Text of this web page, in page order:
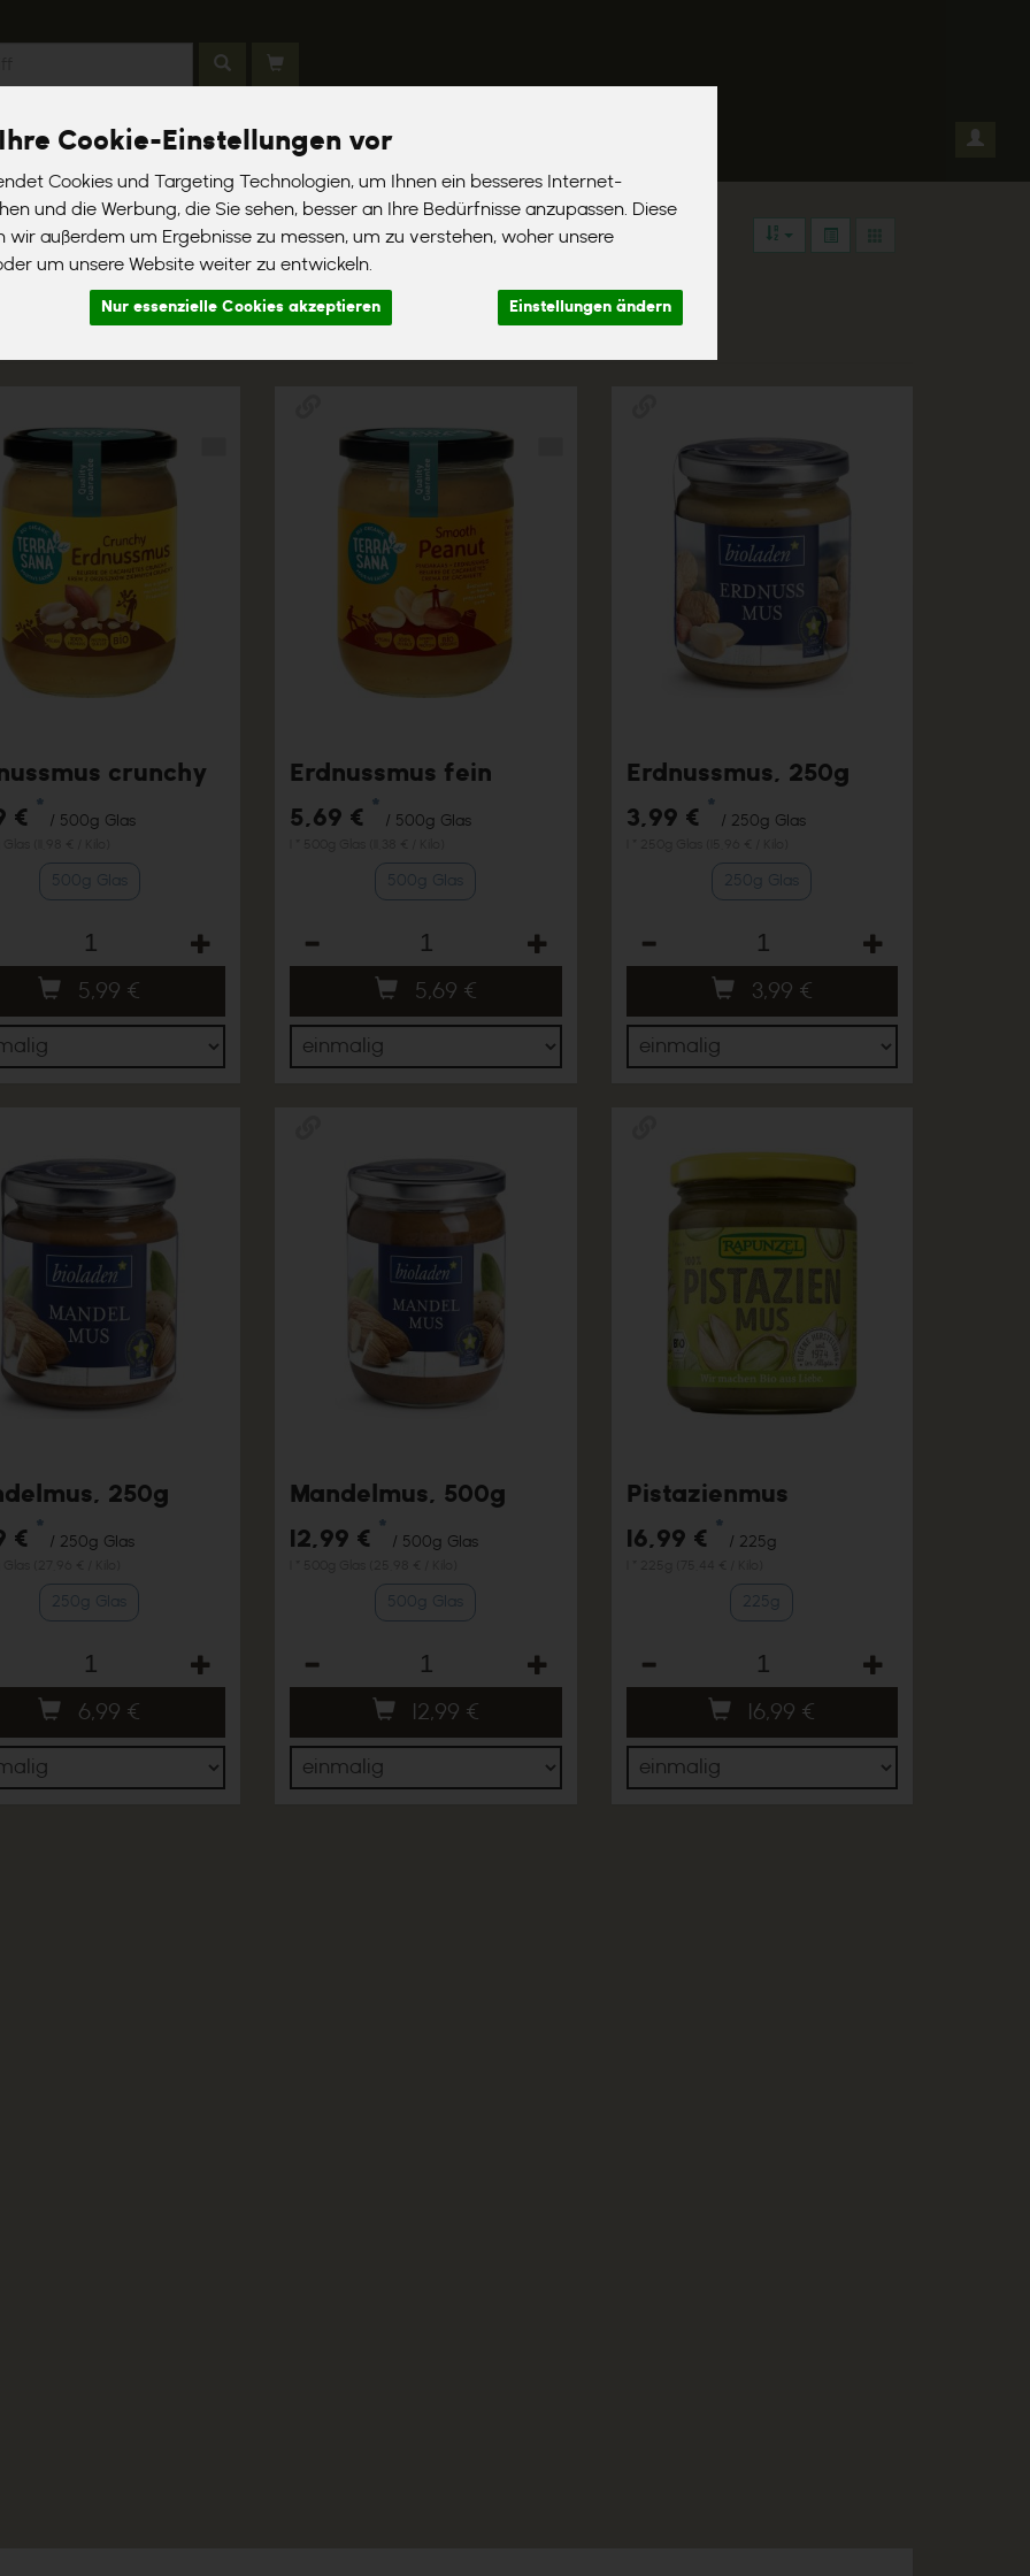
Cookie-Einstellungen vor
Cookies und Targeting Technologien, um Ihnen ein besseres Internet-
und die Werbung, die Sie sehen, besser an Ihre Bedürfnisse anzupassen. Diese
wir außerdem um Ergebnisse zu messen, um zu verstehen, woher unsere
um unsere Website weiter zu entwickeln.
Nur essenzielle Cookies akzeptieren Einstellungen ändern
Liefergebiete Häufig gestellte Fragen
crunchy
€ *
/ 500g Glas
500g Glas
5,99 €
Erdnussmus fein
5,69 € *
/ 500g Glas
500g Glas
5,69 €
Erdnussmus, 250g
3,99 € *
/ 250g Glas
250g Glas
3,99 €
250g
€ *
/ 250g Glas
250g Glas
6,99 €
Mandelmus, 500g
12,99 € *
/ 500g Glas
500g Glas
12,99 €
Pistazienmus
16,99 € *
/ 225g
225g
16,99 €